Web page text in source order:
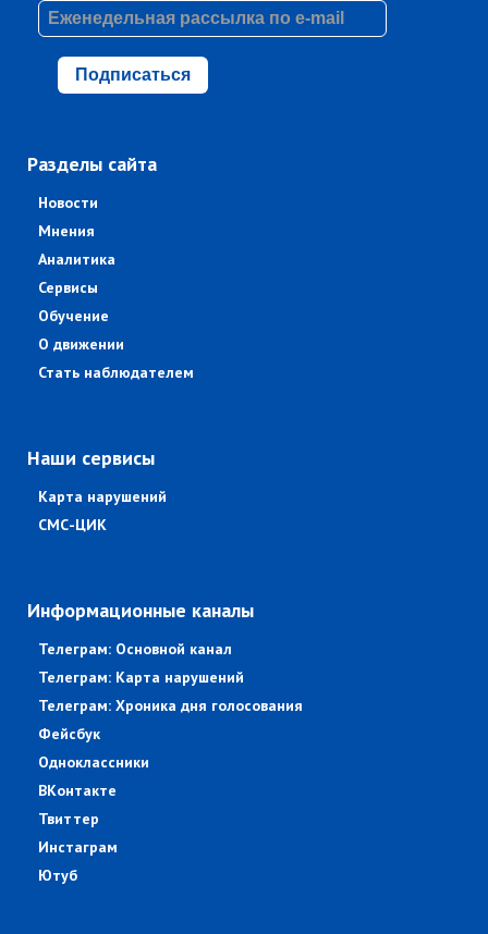
Подписаться
Разделы сайта
Новости
Мнения
Аналитика
Сервисы
Обучение
О движении
Стать наблюдателем
Наши сервисы
Карта нарушений
СМС-ЦИК
Информационные каналы
Телеграм: Основной канал
Телеграм: Карта нарушений
Телеграм: Хроника дня голосования
Фейсбук
Одноклассники
ВКонтакте
Твиттер
Инстаграм
Ютуб